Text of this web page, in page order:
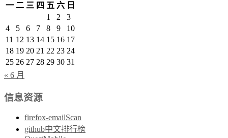
一 二 三 四 五 六 日
1
2
3
4
5 6 7 8 9
10
11 12 13 14 15 16 17
18 19 20 21 22 23 24
25 26 27 28 29 30 31
« 6 月
信息资源
firefox-emailScan
github中文排行榜